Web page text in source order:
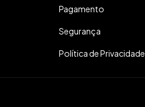
Pagamento
Segurança
Política de Privacidade